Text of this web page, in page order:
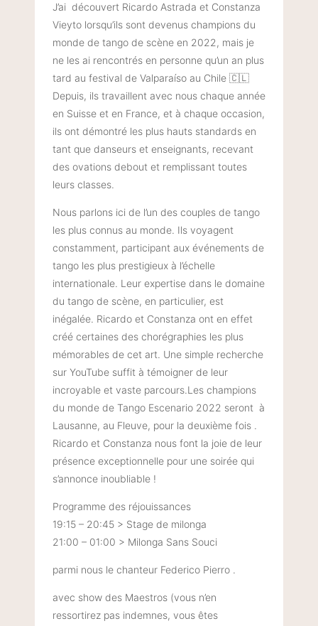
J’ai découvert Ricardo Astrada et Constanza
Vieyto lorsqu’ils sont devenus champions du
monde de tango de scène en 2022, mais je
ne les ai rencontrés en personne qu’un an plus
tard au festival de Valparaíso au Chile 🇨🇱
Depuis, ils travaillent avec nous chaque année
en Suisse et en France, et à chaque occasion,
ils ont démontré les plus hauts standards en
tant que danseurs et enseignants, recevant
des ovations debout et remplissant toutes
leurs classes.
Nous parlons ici de l’un des couples de tango
les plus connus au monde. Ils voyagent
constamment, participant aux événements de
tango les plus prestigieux à l’échelle
internationale. Leur expertise dans le domaine
du tango de scène, en particulier, est
inégalée. Ricardo et Constanza ont en effet
créé certaines des chorégraphies les plus
mémorables de cet art. Une simple recherche
sur YouTube suffit à témoigner de leur
incroyable et vaste parcours.Les champions
du monde de Tango Escenario 2022 seront à
Lausanne, au Fleuve, pour la deuxième fois .
Ricardo et Constanza nous font la joie de leur
présence exceptionnelle pour une soirée qui
s’annonce inoubliable !
Programme des réjouissances
19:15 – 20:45 > Stage de milonga
21:00 – 01:00 > Milonga Sans Souci
parmi nous le chanteur Federico Pierro .
avec show des Maestros (vous n’en
ressortirez pas indemnes, vous êtes